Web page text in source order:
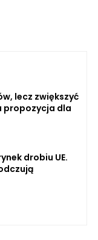
lecz zwiększyć
propozycja dla
drobiu UE.